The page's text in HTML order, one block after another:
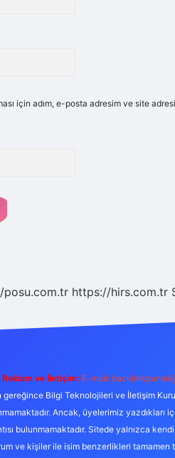
için adım, e-posta adresim ve site
posu.com.tr https://hirs.com.tr
Reklam ve İletişim: E-mail:
gereğince Bilgi Teknolojileri ve İletişim
Ancak, üyelerimiz
bulunmamaktadır. Sitede yalnızca
ve kişiler ile isim benzerlikleri